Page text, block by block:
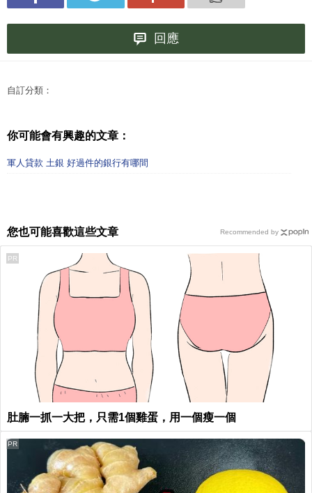
回應
自訂分類：
你可能會有興趣的文章：
軍人貸款 土銀 好過件的銀行有哪間
您也可能喜歡這些文章
肚腩一抓一大把，只需1個雞蛋，用一個瘦一個
PR
PR
Recommended by